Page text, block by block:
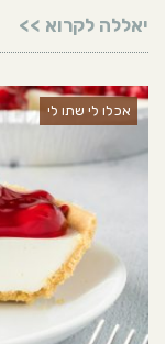
יאללה לקרוא >>
אכלו לי שתו לי